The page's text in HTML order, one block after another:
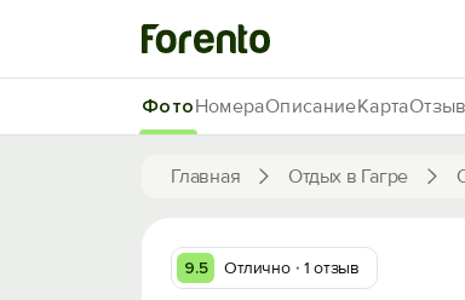
Главная Отдых в Гагре
ФотоНомераОписаниеКарта
9.5 Отлично 1 отзыв